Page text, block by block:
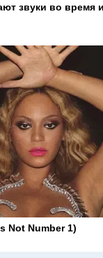
звуки во время
Not Number 1)